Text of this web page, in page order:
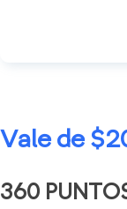
Vale de
360